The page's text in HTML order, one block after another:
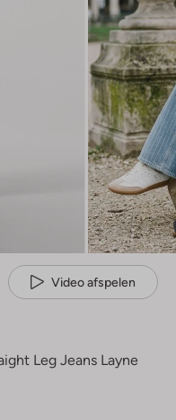
Video afspelen
Leg Jeans Layne